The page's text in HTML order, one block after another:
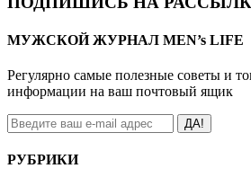
МУЖСКОЙ ЖУРНАЛ MEN’s LIFE
Регулярно самые полезные советы и
информации на ваш почтовый ящик
ДА!
РУБРИКИ